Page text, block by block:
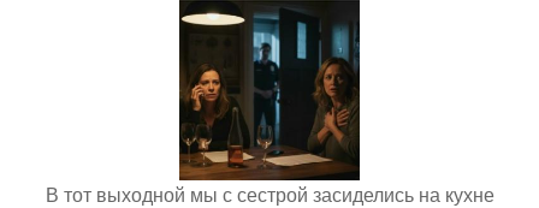
В тот выходной мы с сестрой засиделись на кухне